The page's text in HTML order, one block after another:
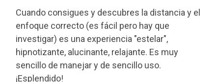
Cuando consigues y descubres la distancia y el
enfoque correcto (es fácil pero hay que
investigar) es una experiencia "estelar",
hipnotizante, alucinante, relajante. Es muy
sencillo de manejar y de sencillo uso.
¡Esplendido!